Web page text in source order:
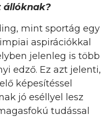
állóknak?
mint sportág egy
aspirációkkal
jelenleg is több
edző. Ez azt jelenti,
képesítéssel
jó eséllyel lesz
tudással